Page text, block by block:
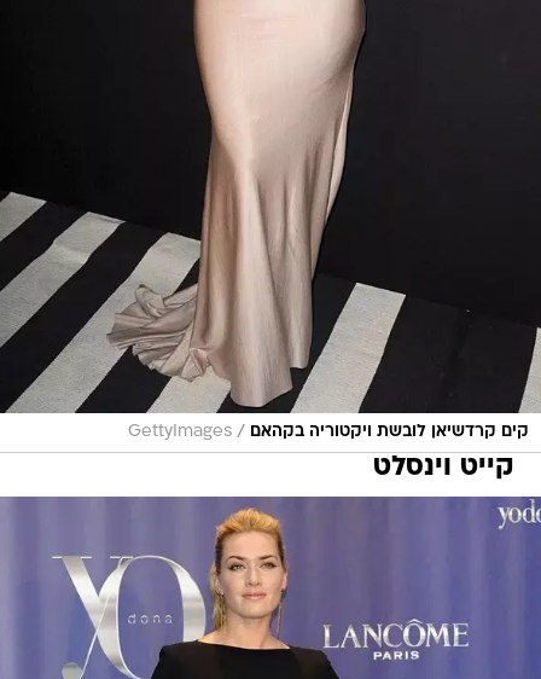
קים קרדשיאן לובשת ויקטוריה בקהאם /
GettyImages
קייט וינסלט